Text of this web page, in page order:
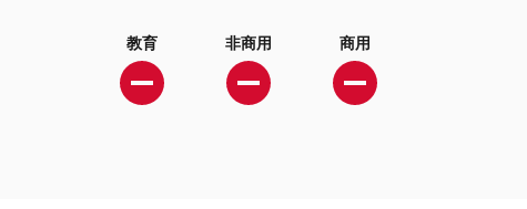
教育 非商用 商用